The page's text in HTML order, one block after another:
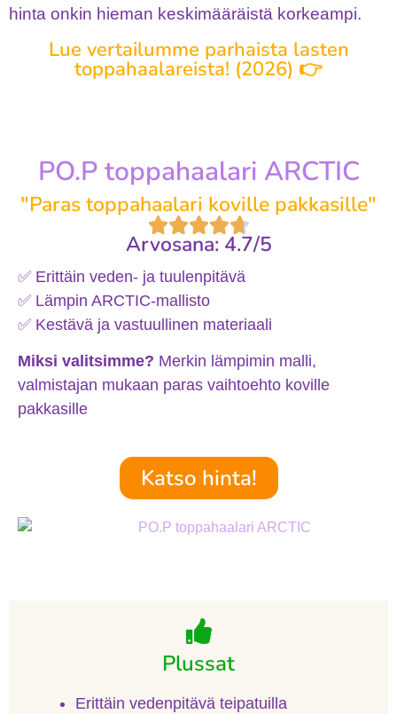
hinta onkin hieman keskimääräistä korkeampi.
Lue vertailumme parhaista lasten
toppahaalareista! (2026) 👉
PO.P toppahaalari ARCTIC
"Paras toppahaalari koville pakkasille"
Arvosana: 4.7/5
✅ Erittäin veden‑ ja tuulenpitävä
✅ Lämpin ARCTIC‑mallisto
✅ Kestävä ja vastuullinen materiaali
Miksi valitsimme? Merkin lämpimin malli,
valmistajan mukaan paras vaihtoehto koville
pakkasille
Katso hinta!
Plussat
Erittäin vedenpitävä teipatuilla